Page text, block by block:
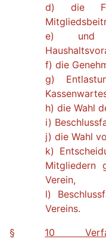
d) die
e) und
f) die
g)
h) die Wahl
i)
j) die Wahl
k)
Mitgliedern
Verein,
l)
Vereins.
§ 10